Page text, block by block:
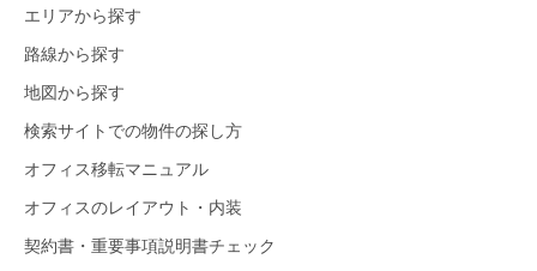
エリアから探す
路線から探す
地図から探す
検索サイトでの物件の探し方
オフィス移転マニュアル
オフィスのレイアウト・内装
契約書・重要事項説明書チェック